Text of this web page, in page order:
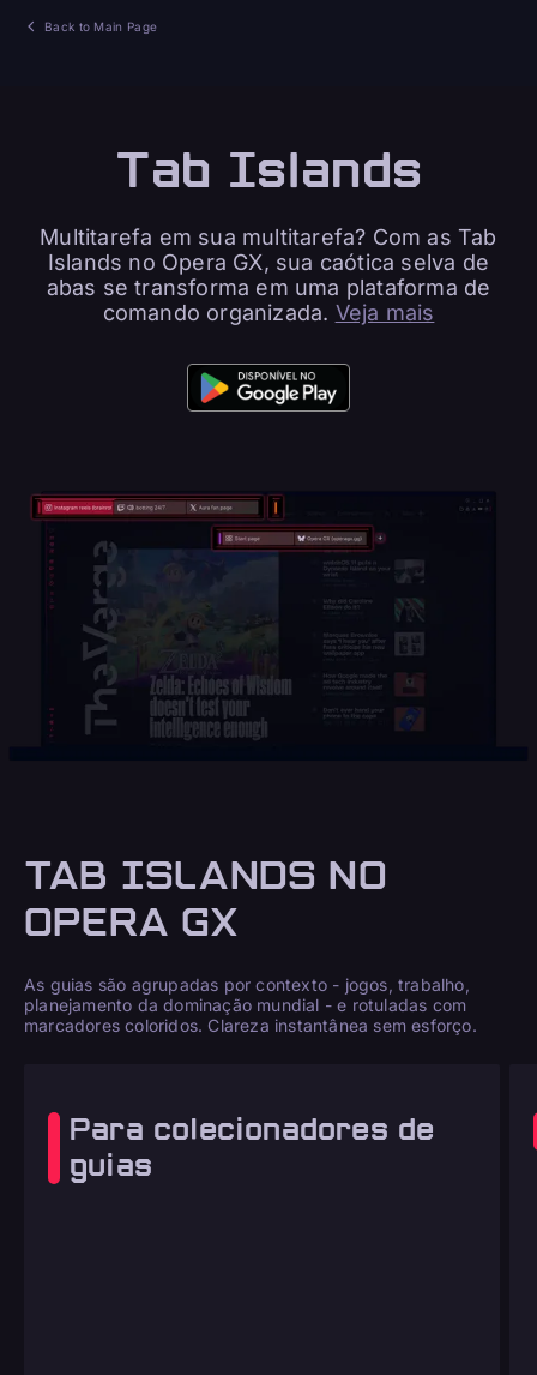
Back to Main Page
Tab Islands
Multitarefa em sua multitarefa? Com as Tab
Islands no Opera GX, sua caótica selva de
abas se transforma em uma plataforma de
comando organizada. Veja mais
TAB ISLANDS NO
OPERA GX
As guias são agrupadas por contexto - jogos, trabalho,
planejamento da dominação mundial - e rotuladas com
marcadores coloridos. Clareza instantânea sem esforço.
Para colecionadores de
guias